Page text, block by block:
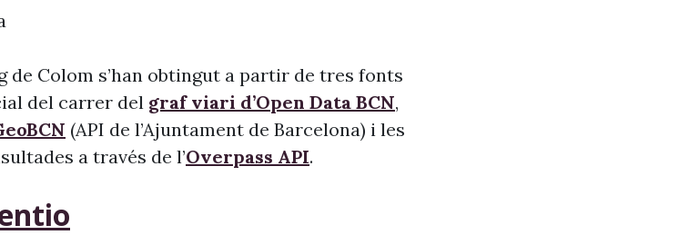
de Colom s’han obtingut a partir de tres fonts
del carrer del graf viari d’Open Data BCN,
(API de l’Ajuntament de Barcelona) i les
a través de l’Overpass API.